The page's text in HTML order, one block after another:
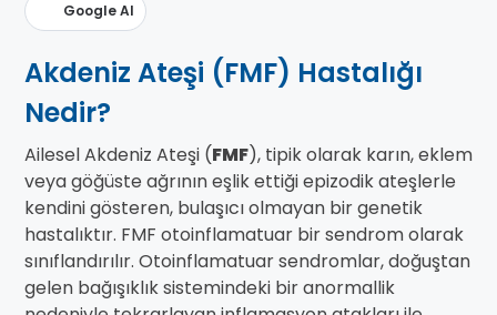
Google AI
Akdeniz Ateşi (FMF) Hastalığı
Nedir?
Ailesel Akdeniz Ateşi (FMF), tipik olarak karın, eklem
veya göğüste ağrının eşlik ettiği epizodik ateşlerle
kendini gösteren, bulaşıcı olmayan bir genetik
hastalıktır. FMF otoinflamatuar bir sendrom olarak
sınıflandırılır. Otoinflamatuar sendromlar, doğuştan
gelen bağışıklık sistemindeki bir anormallik